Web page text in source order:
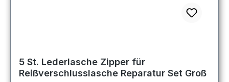
5 St. Lederlasche Zipper für
Reißverschlusslasche Reparatur Set Groß